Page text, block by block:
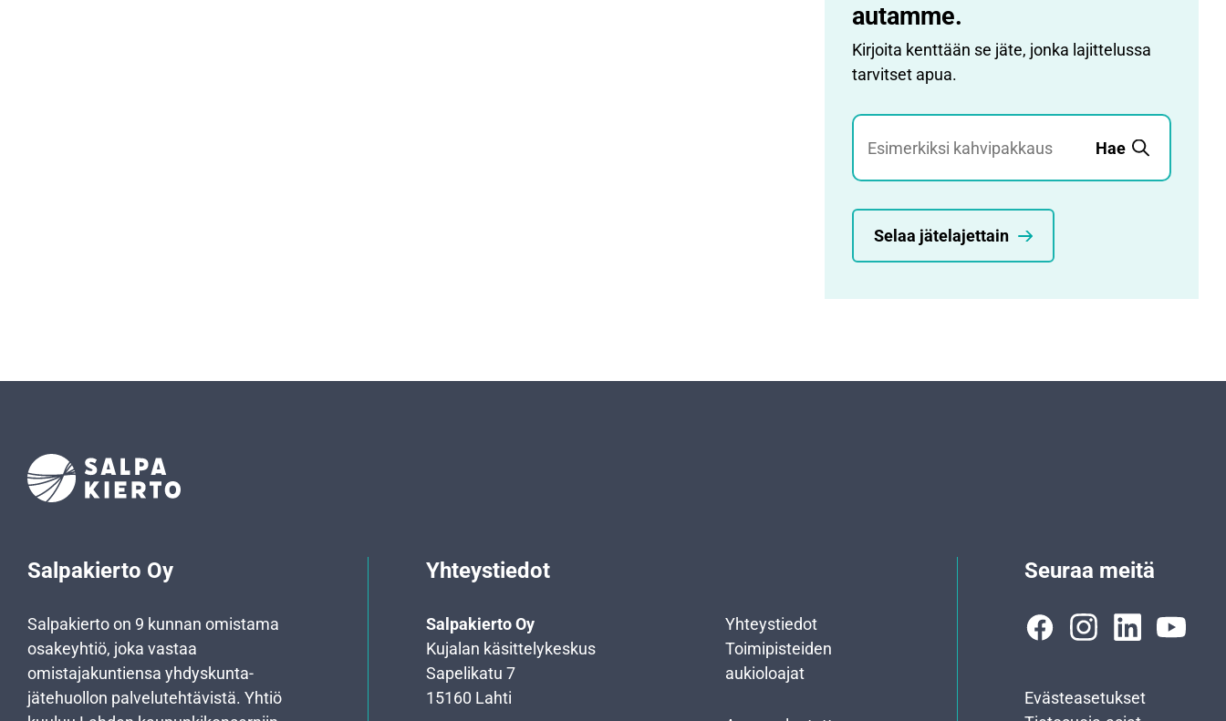
autamme.
Kirjoita kenttään se jäte, jonka lajittelussa
tarvitset apua.
Jätehaku
Hae
Selaa jätelajettain
Salpakierto Oy
Salpakierto on 9 kunnan omistama
osakeyhtiö, joka vastaa
omistajakuntiensa yhdyskunta­
jätehuollon palvelutehtävistä. Yhtiö
Yhteystiedot
Salpakierto Oy
Kujalan käsittelykeskus
Sapelikatu 7
15160 Lahti
Yhteystiedot
Toimipisteiden
aukioloajat
Seuraa meitä
Evästeasetukset